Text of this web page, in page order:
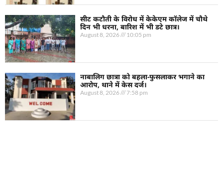
सीट कटौती के विरोध में केकेएम कॉलेज में चौथे
दिन भी धरना, बारिश में भी डटे छात्र।
August 8, 2026 10:05 pm
नाबालिग छात्रा को बहला-फुसलाकर भगाने का
आरोप, थाने में केस दर्ज।
August 8, 2026 7:58 pm